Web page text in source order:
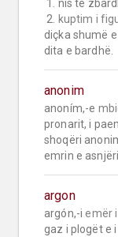
2.
kuptim i
diçka shumë
dita e bardhë.
anonim
anoním,-e
pronarit, i
shoqëri
emrin e
argon
argón,-i emër
gaz i plogët e